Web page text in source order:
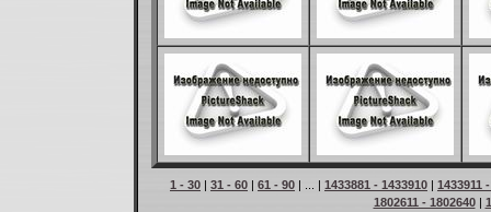
1 - 30 | 31 - 60 | 61 - 90 | ... | 1433881 - 1433910 | 1433911
1802611 - 1802640|